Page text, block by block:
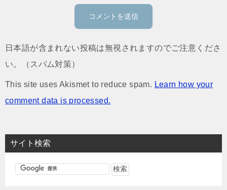
日本語が含まれない投稿は無視されますのでご注意くださ
い。（スパム対策）
This site uses Akismet to reduce spam. Learn how your
comment data is processed.
サイト検索